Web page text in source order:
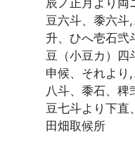
豆六斗、黍六斗
升、ひへ壱石
豆（小豆カ）四
申候、それより
八斗、黍石、稗
豆七斗より下
田畑取候所